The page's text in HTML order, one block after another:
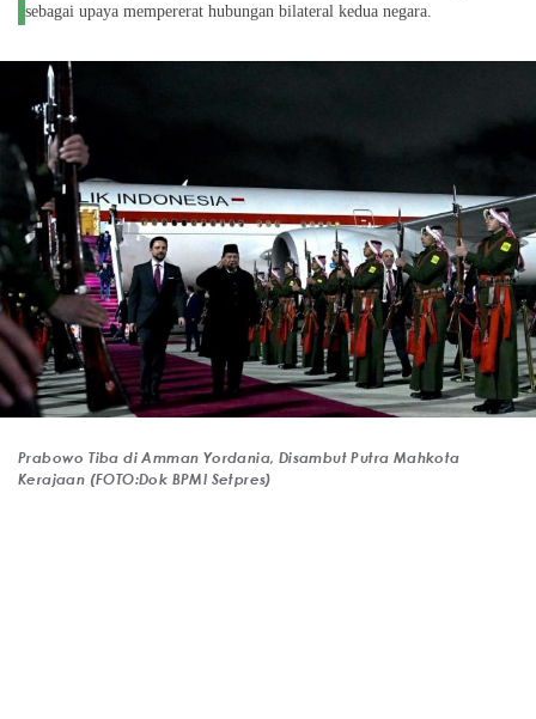
sebagai upaya mempererat hubungan bilateral kedua negara.
Prabowo Tiba di Amman Yordania, Disambut Putra Mahkota
Kerajaan (FOTO:Dok BPMI Setpres)